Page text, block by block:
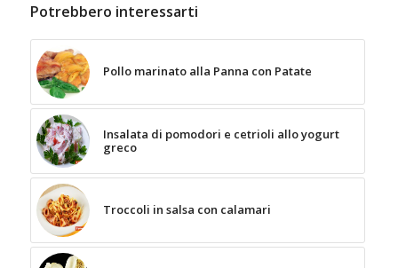
Potrebbero interessarti
Pollo marinato alla Panna con Patate
Insalata di pomodori e cetrioli allo yogurt
greco
Troccoli in salsa con calamari